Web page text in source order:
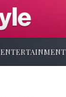
ENTERTAINMENT